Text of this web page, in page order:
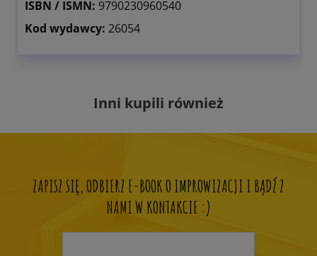
ISBN / ISMN: 9790230960540
Kod wydawcy: 26054
Inni kupili również
ZAPISZ SIĘ, ODBIERZ E-BOOK O IMPROWIZACJI I BĄDŹ Z
NAMI W KONTAKCIE :)